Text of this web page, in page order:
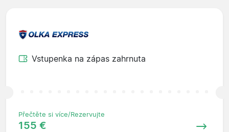
Vstupenka na zápas zahrnuta
Přečtěte si více/Rezervujte
155 €